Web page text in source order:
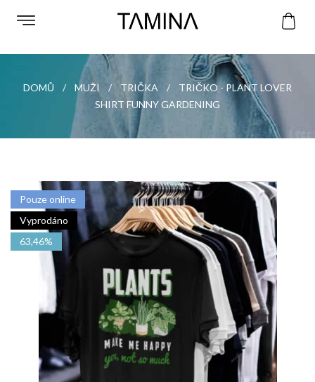
DOMŮ MUŽI TRIČKA
TRIČKO - PLANT LOVER
SHIRT FUNNY GARDENING
Pouze online
Vyprodáno
63,46%